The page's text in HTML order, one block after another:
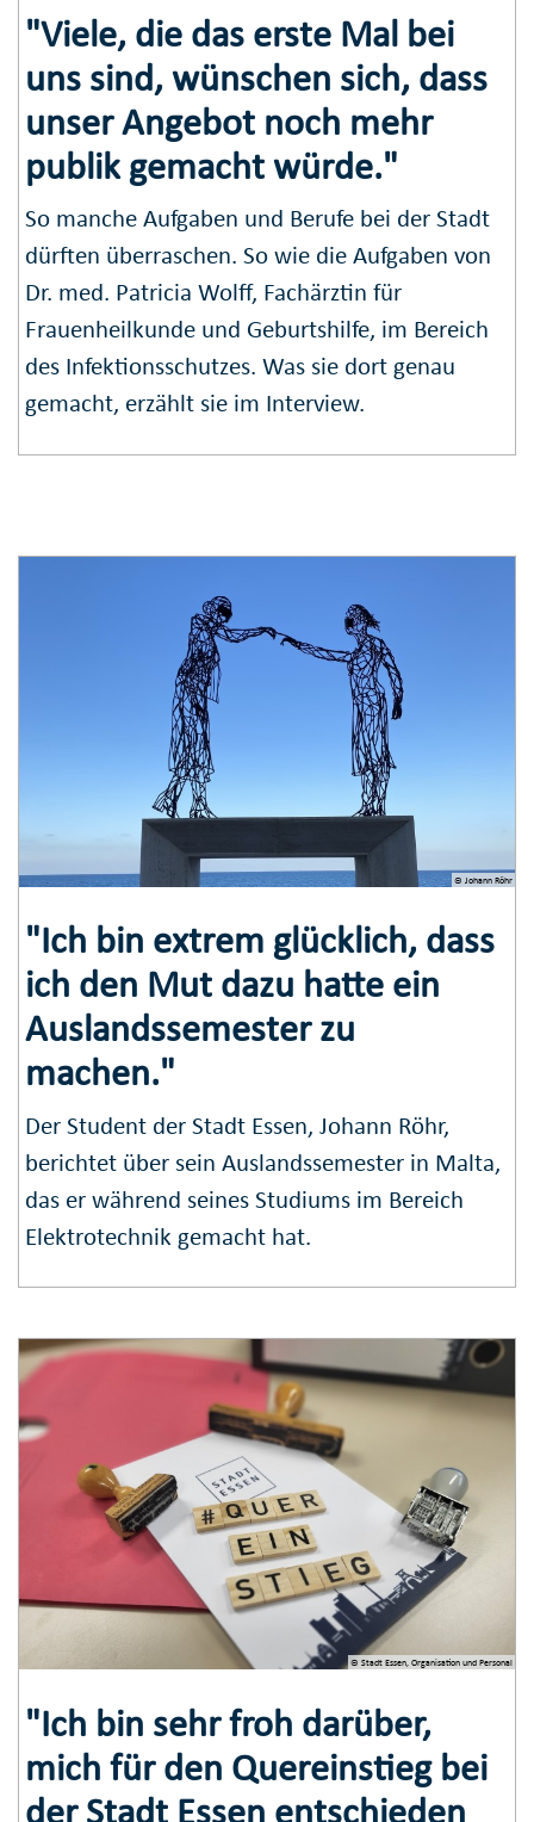
"Viele, die das erste Mal bei
uns sind, wünschen sich, dass
unser Angebot noch mehr
publik gemacht würde."
So manche Aufgaben und Berufe bei der Stadt
dürften überraschen. So wie die Aufgaben von
Dr. med. Patricia Wolff, Fachärztin für
Frauenheilkunde und Geburtshilfe, im Bereich
des Infektionsschutzes. Was sie dort genau
gemacht, erzählt sie im Interview.
© Johann Röhr
"Ich bin extrem glücklich, dass
ich den Mut dazu hatte ein
Auslandssemester zu
machen."
Der Student der Stadt Essen, Johann Röhr,
berichtet über sein Auslandssemester in Malta,
das er während seines Studiums im Bereich
Elektrotechnik gemacht hat.
© Stadt Essen, Organisation und Personal
"Ich bin sehr froh darüber,
mich für den Quereinstieg bei
der Stadt Essen entschieden